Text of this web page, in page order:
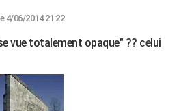
4/06/2014 21:22
vue totalement opaque" ?? celui